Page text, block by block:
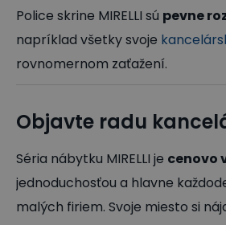
Police skrine MIRELLI sú pevne
napríklad všetky svoje
rovnomernom zaťažení.
Objavte radu
Séria nábytku MIRELLI je cenovo
jednoduchosťou a hlavne
malých firiem. Svoje miesto si